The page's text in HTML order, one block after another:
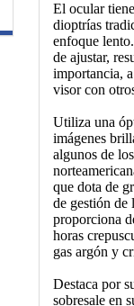
El ocular
dioptrías
enfoque
de ajustar,
importancia,
visor con
Utiliza una
imágenes
algunos de
que dota de
de gestión
proporciona
horas
gas argón y
Destaca por
sobresale en